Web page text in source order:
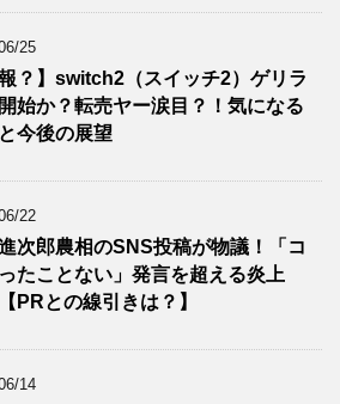
25
報？】switch2（スイッチ2）ゲリラ
始か？転売ヤー涙目？！気になる
今後の展望
22
次郎農相のSNS投稿が物議！「コ
たことない」発言を超える炎上
PRとの線引きは？】
14